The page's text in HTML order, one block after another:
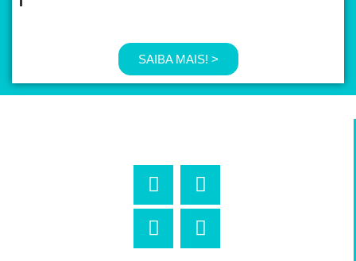
SAIBA MAIS! >